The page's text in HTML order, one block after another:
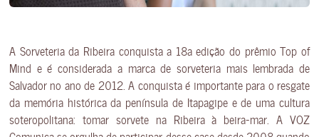
A Sorveteria da Ribeira conquista a 18a edição do prêmio Top of
Mind e é considerada a marca de sorveteria mais lembrada de
Salvador no ano de 2012. A conquista é importante para o resgate
da memória histórica da península de Itapagipe e de uma cultura
soteropolitana: tomar sorvete na Ribeira à beira-mar. A VOZ